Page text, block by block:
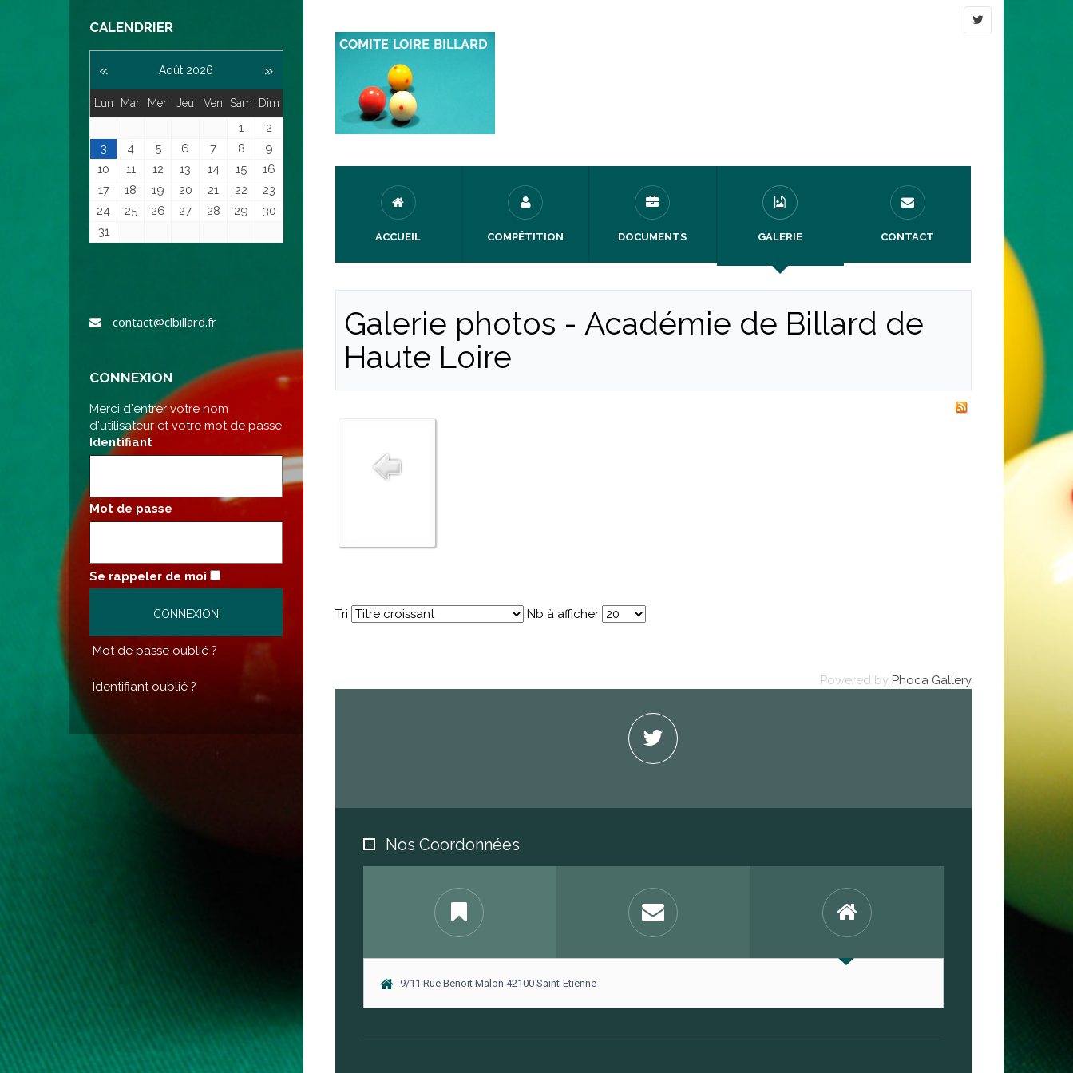
CALENDRIER
« Août 2026 »
Lun Mar Mer Jeu Ven Sam Dim
1
2
3
4 5 6 7 8
9
10
11 12 13 14 15
16
17
18 19 20 21 22
23
24
25 26 27 28 29
30
31
contact@clbillard.fr
CONNEXION
Merci d'entrer votre nom
d'utilisateur et votre mot de passe
Identifiant
Mot de passe
Se rappeler de moi
Mot de passe oublié ?
Identifiant oublié ?
ACCUEIL COMPÉTITION DOCUMENTS GALERIE CONTACT
Galerie photos - Académie de Billard de
Haute Loire
Tri Nb à afficher
Powered by Phoca Gallery
Nos Coordonnées
9/11 Rue Benoit Malon 42100 Saint-Etienne